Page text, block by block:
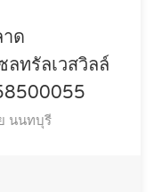
ด
ทรัลเวสวิลล์
นนทบุรี